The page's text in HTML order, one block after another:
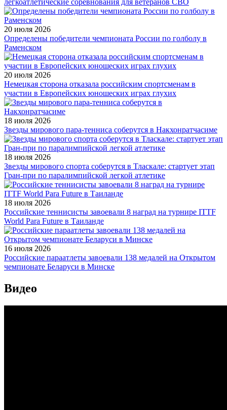
легкоатлетические соревнования для ветеранов СВО
20 июля 2026
Определены победители чемпионата России по голболу в
Раменском
20 июля 2026
Немецкая сторона отказала российским спортсменам в
участии в Европейских юношеских играх глухих
18 июля 2026
Звезды мирового пара-тенниса соберутся в Накхонратчасиме
18 июля 2026
Звезды мирового спорта соберутся в Тласкале: стартует этап
Гран-при по паралимпийской легкой атлетике
18 июля 2026
Российские теннисисты завоевали 8 наград на турнире ITTF
World Para Future в Таиланде
16 июля 2026
Российские параатлеты завоевали 138 медалей на Открытом
чемпионате Беларуси в Минске
Видео